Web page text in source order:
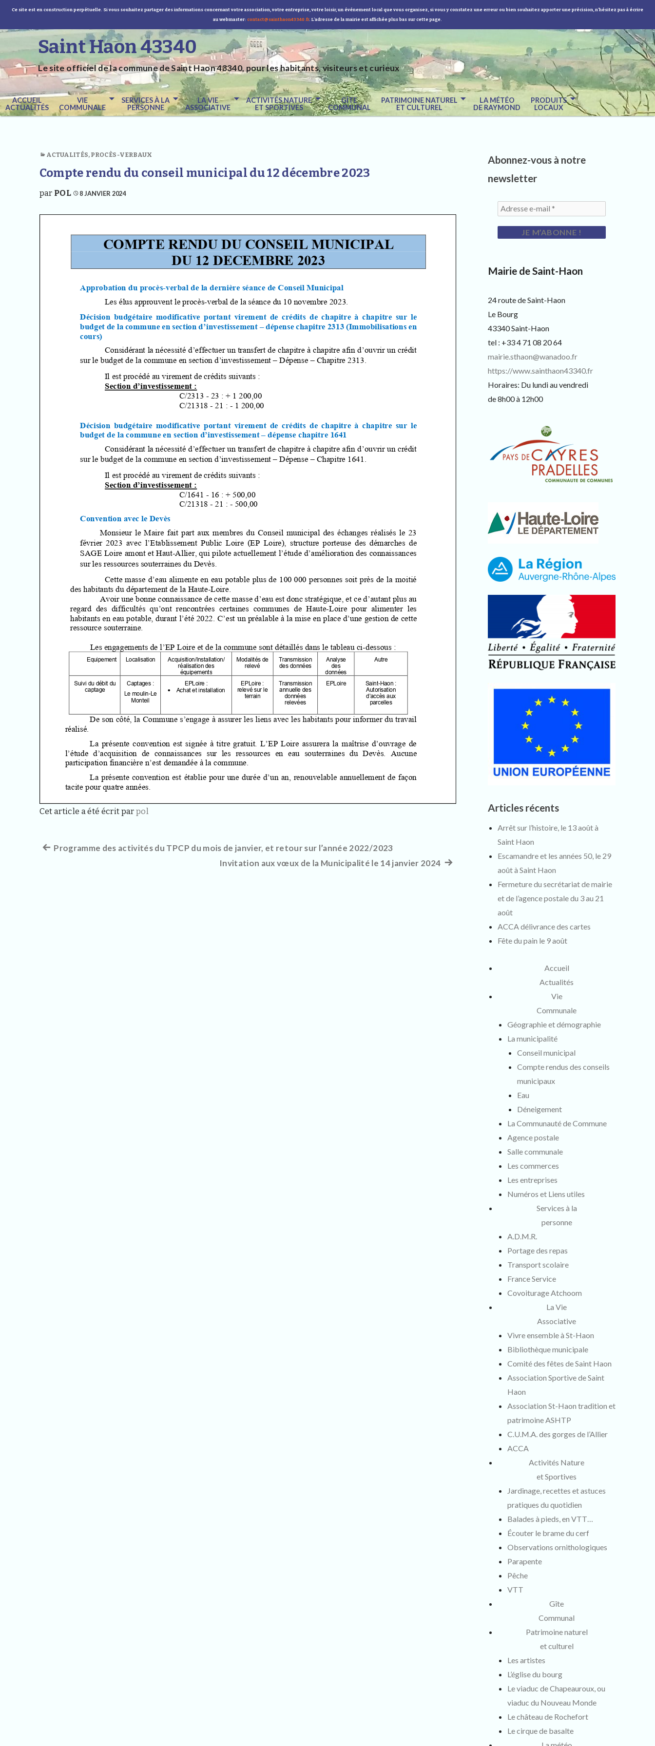
Ce site est en construction perpétuelle. Si vous souhaitez partager des informations concernant votre association, votre entreprise, votre loisir, un événement local que vous organisez, si vous y constatez une erreur ou bien souhaitez apporter une précision, n'hésitez pas à écrire
au webmaster: contact@sainthaon43340.fr. L'adresse de la mairie est affichée plus bas sur cette page.
Saint Haon 43340
Le site officiel de la commune de Saint Haon 43340, pour les habitants, visiteurs et curieux
ACCUEIL
ACTUALITÉS
VIE
COMMUNALE
SERVICES À LA
PERSONNE
LA VIE
ASSOCIATIVE
ACTIVITÉS NATURE
ET SPORTIVES
GÎTE
COMMUNAL
PATRIMOINE NATUREL
ET CULTUREL
LA MÉTÉO
DE RAYMOND
PRODUITS
LOCAUX
ACTUALITÉS, PROCÈS-VERBAUX
Compte rendu du conseil municipal du 12 décembre 2023
par POL 8 JANVIER 2024
Cet article a été écrit parpol
Navigation
Article
Programme des activités du TPCP du mois de janvier, et retour sur l’année 2022/2023
Invitation aux vœux de la Municipalité le 14 janvier 2024Article
Abonnez-vous à notre
newsletter
Mairie de Saint-Haon
24 route de Saint-Haon
Le Bourg
43340 Saint-Haon
tel : +33 4 71 08 20 64
mairie.sthaon@wanadoo.fr
https://www.sainthaon43340.fr
Horaires: Du lundi au vendredi
de 8h00 à 12h00
Articles récents
Arrêt sur l’histoire, le 13 août à
Saint Haon
Escamandre et les années 50, le 29
août à Saint Haon
Fermeture du secrétariat de mairie
et de l’agence postale du 3 au 21
août
ACCA délivrance des cartes
Fête du pain le 9 août
Accueil
Actualités
Vie
Communale
Géographie et démographie
La municipalité
Conseil municipal
Compte rendus des conseils
municipaux
Eau
Déneigement
La Communauté de Commune
Agence postale
Salle communale
Les commerces
Les entreprises
Numéros et Liens utiles
Services à la
personne
A.D.M.R.
Portage des repas
Transport scolaire
France Service
Covoiturage Atchoom
La Vie
Associative
Vivre ensemble à St-Haon
Bibliothèque municipale
Comité des fêtes de Saint Haon
Association Sportive de Saint
Haon
Association St-Haon tradition et
patrimoine ASHTP
C.U.M.A. des gorges de l’Allier
ACCA
Activités Nature
et Sportives
Jardinage, recettes et astuces
pratiques du quotidien
Balades à pieds, en VTT…
Écouter le brame du cerf
Observations ornithologiques
Parapente
Pêche
VTT
Gîte
Communal
Patrimoine naturel
et culturel
Les artistes
L’église du bourg
Le viaduc de Chapeauroux, ou
viaduc du Nouveau Monde
Le château de Rochefort
Le cirque de basalte